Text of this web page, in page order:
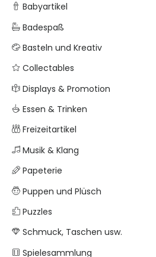
Babyartikel
Badespaß
Basteln und Kreativ
Collectables
Displays & Promotion
Essen & Trinken
Freizeitartikel
Musik & Klang
Papeterie
Puppen und Plüsch
Puzzles
Schmuck, Taschen usw.
Spielesammlung